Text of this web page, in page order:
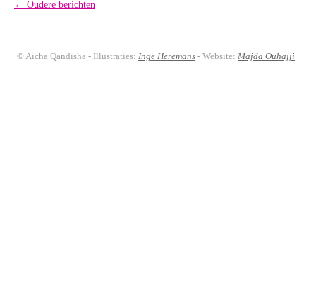
← Oudere berichten
© Aicha Qandisha - Illustraties: Inge Heremans - Website: Majda Ouhajji